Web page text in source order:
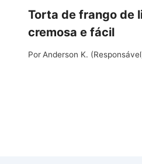
Torta de frango de
cremosa e fácil
Por Anderson K.